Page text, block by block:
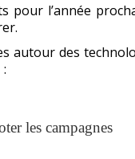
pour l’année
autour des
les campagnes